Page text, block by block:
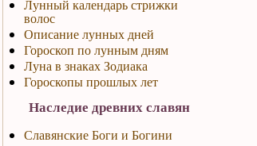
Лунный календарь стрижки
волос
Описание лунных дней
Гороскоп по лунным дням
Луна в знаках Зодиака
Гороскопы прошлых лет
Наследие древних славян
Славянские Боги и Богини